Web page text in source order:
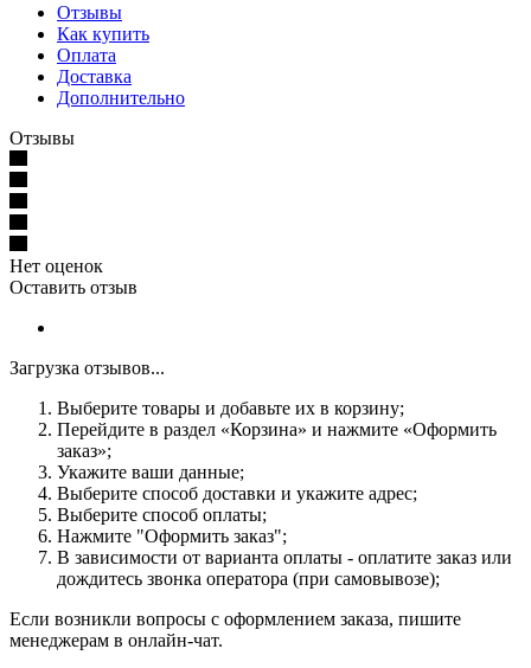
Отзывы
Как купить
Оплата
Доставка
Дополнительно
Отзывы
Нет оценок
Оставить отзыв
Загрузка отзывов...
Выберите товары и добавьте их в корзину;
Перейдите в раздел «Корзина» и нажмите «Оформить
заказ»;
Укажите ваши данные;
Выберите способ доставки и укажите адрес;
Выберите способ оплаты;
Нажмите "Оформить заказ";
В зависимости от варианта оплаты - оплатите заказ или
дождитесь звонка оператора (при самовывозе);
Если возникли вопросы с оформлением заказа, пишите
менеджерам в онлайн-чат.